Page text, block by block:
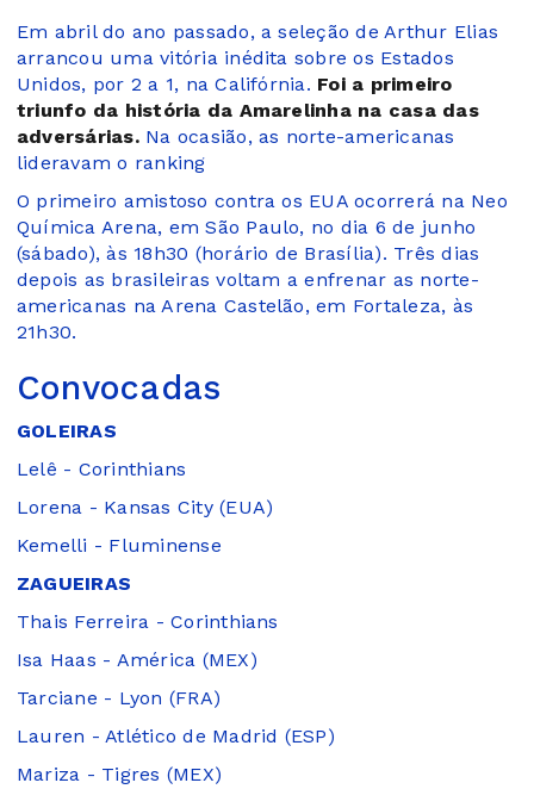
Em abril do ano passado, a seleção de Arthur Elias
arrancou uma vitória inédita sobre os Estados
Unidos, por 2 a 1, na Califórnia. Foi a primeiro
triunfo da história da Amarelinha na casa das
adversárias.Na ocasião, as norte-americanas
lideravam o ranking
O primeiro amistoso contra os EUA ocorrerá na Neo
Química Arena, em São Paulo, no dia 6 de junho
(sábado), às 18h30 (horário de Brasília). Três dias
depois as brasileiras voltam a enfrenar as norte-
americanas na Arena Castelão, em Fortaleza, às
21h30.
Convocadas
GOLEIRAS
Lelê - Corinthians
Lorena - Kansas City (EUA)
Kemelli - Fluminense
ZAGUEIRAS
Thais Ferreira - Corinthians
Isa Haas - América (MEX)
Tarciane - Lyon (FRA)
Lauren - Atlético de Madrid (ESP)
Mariza - Tigres (MEX)